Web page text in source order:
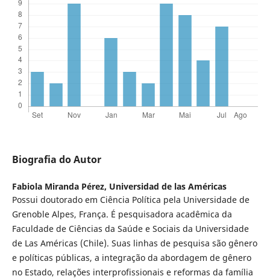
Biografia do Autor
Fabiola Miranda Pérez, Universidad de las Américas
Possui doutorado em Ciência Política pela Universidade de
Grenoble Alpes, França. É pesquisadora acadêmica da
Faculdade de Ciências da Saúde e Sociais da Universidade
de Las Américas (Chile). Suas linhas de pesquisa são gênero
e políticas públicas, a integração da abordagem de gênero
no Estado, relações interprofissionais e reformas da família